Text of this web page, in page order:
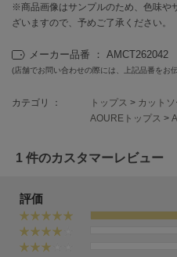
emmi yoga
エミヨガ
ETRÉ TOKYO
エトレトウキョウ
ey
FRAY I.D
フレイアイディー
※商品画像はサンプルのため、色味や
ざいますので、予めご了承ください。
メーカー品番 ： AMCT262042
(店舗でお問い合わせの際には、上記品番をお
カテゴリ ： トップス > カット
AOUREトップス >
1 件のカスタマーレビュー
評価